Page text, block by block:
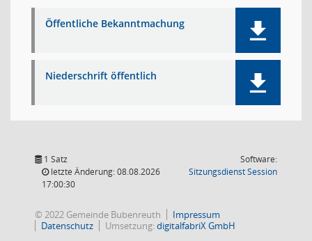
Öffentliche Bekanntmachung
Niederschrift öffentlich
1 Satz
letzte Änderung: 08.08.2026
17:00:30
Software:
SitzungsdienstSession(Wird in
© 2022 Gemeinde Bubenreuth
Impressum
Datenschutz
Umsetzung:digitalfabriX GmbH